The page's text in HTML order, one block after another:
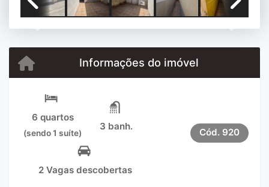
Informações do imóvel
6 quartos
(sendo 1 suíte)
3 banh.
2 Vagas descobertas
Cód. 920